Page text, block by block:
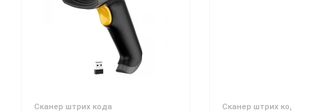
Сканер штрих кода Сканер штрих кода